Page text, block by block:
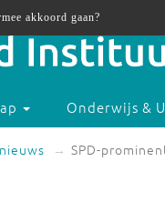
Onderwijs &
SPD-
akkoord gaan?